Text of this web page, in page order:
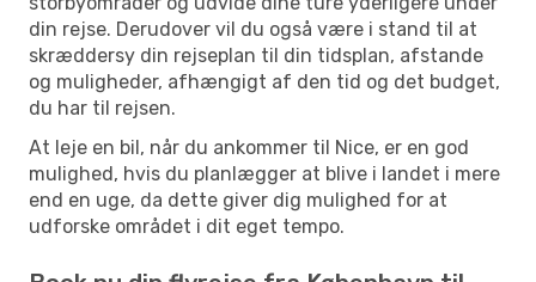
din rejse. Derudover vil du også være i stand til at
skræddersy din rejseplan til din tidsplan, afstande
og muligheder, afhængigt af den tid og det budget,
du har til rejsen.
At leje en bil, når du ankommer til Nice, er en god
mulighed, hvis du planlægger at blive i landet i mere
end en uge, da dette giver dig mulighed for at
udforske området i dit eget tempo.